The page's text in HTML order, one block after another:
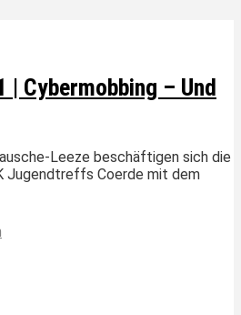
| Cybermobbing – Und
Leeze beschäftigen sich die
Jugendtreffs Coerde mit dem